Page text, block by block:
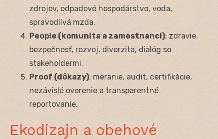
zdrojov, odpadové hospodárstvo, voda,
spravodlivá mzda.
People (komunita a zamestnanci): zdravie,
bezpečnosť, rozvoj, diverzita, dialóg so
stakeholdermi.
Proof (dôkazy): meranie, audit, certifikácie,
nezávislé overenie a transparentné
reportovanie.
Ekodizajn a obehové